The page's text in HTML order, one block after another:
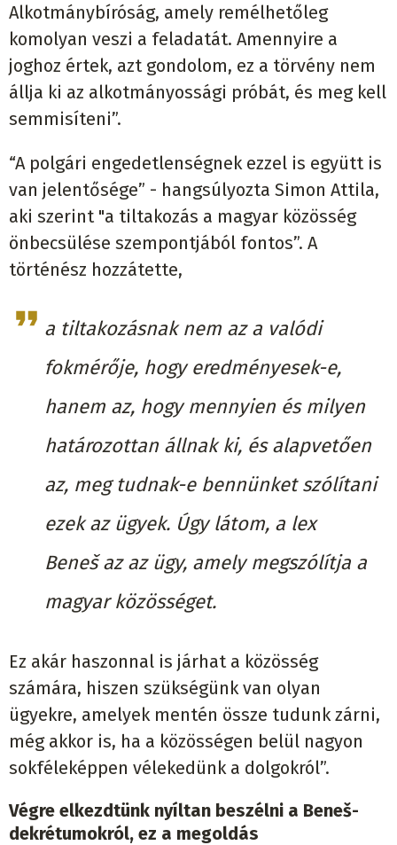
Alkotmánybíróság, amely remélhetőleg
komolyan veszi a feladatát. Amennyire a
joghoz értek, azt gondolom, ez a törvény nem
állja ki az alkotmányossági próbát, és meg kell
semmisíteni”.
“A polgári engedetlenségnek ezzel is együtt is
van jelentősége” - hangsúlyozta Simon Attila,
aki szerint "a tiltakozás a magyar közösség
önbecsülése szempontjából fontos”. A
történész hozzátette,
a tiltakozásnak nem az a valódi
fokmérője, hogy eredményesek-e,
hanem az, hogy mennyien és milyen
határozottan állnak ki, és alapvetően
az, meg tudnak-e bennünket szólítani
ezek az ügyek. Úgy látom, a lex
Beneš az az ügy, amely megszólítja a
magyar közösséget.
Ez akár haszonnal is járhat a közösség
számára, hiszen szükségünk van olyan
ügyekre, amelyek mentén össze tudunk zárni,
még akkor is, ha a közösségen belül nagyon
sokféleképpen vélekedünk a dolgokról”.
Végre elkezdtünk nyíltan beszélni a Beneš-
dekrétumokról, ez a megoldás